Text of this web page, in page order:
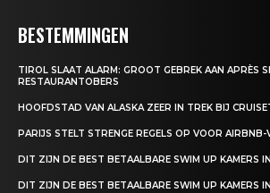
BESTEMMINGEN
TIROL SLAAT ALARM: GROOT GEBREK AAN APRÈS
RESTAURANTOBERS
HOOFDSTAD VAN ALASKA ZEER IN TREK BIJ
PARIJS STELT STRENGE REGELS OP VOOR AIRBNB-
DIT ZIJN DE BEST BETAALBARE SWIM UP KAMERS
DIT ZIJN DE BEST BETAALBARE SWIM UP KAMERS